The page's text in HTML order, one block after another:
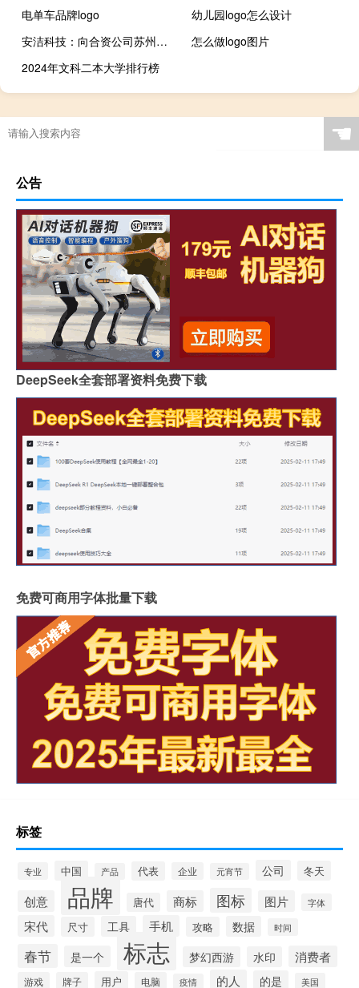
电单车品牌logo
幼儿园logo怎么设计
安洁科技：向合资公司苏州安斯迪克氢能源科技有限公司增资
怎么做logo图片
2024年文科二本大学排行榜
☚
公告
DeepSeek全套部署资料免费下载
免费可商用字体批量下载
标签
专业 中国 产品 代表 企业 元宵节 公司 冬天
创意 品牌 唐代 商标 图标 图片 字体
宋代 尺寸 工具 手机 攻略 数据 时间
春节 是一个 标志 梦幻西游 水印 消费者
游戏 牌子 用户 电脑 疫情 的人 的是 美国